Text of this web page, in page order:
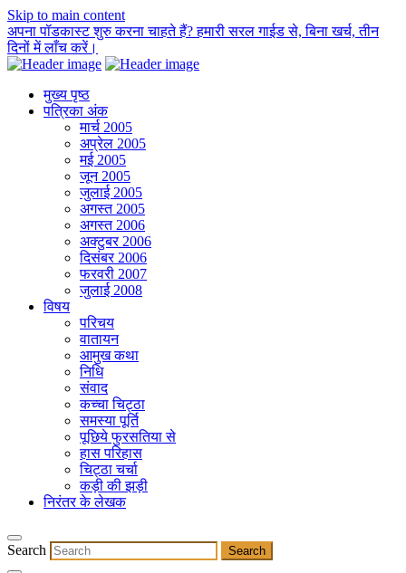
Skip to main content
अपना पॉडकास्ट शुरु करना चाहते हैं? हमारी सरल गाईड से, बिना खर्च, तीन
दिनों में लाँच करें।
मुख्य पृष्ठ
पत्रिका अंक
मार्च 2005
अप्रेल 2005
मई 2005
जून 2005
जुलाई 2005
अगस्त 2005
अगस्त 2006
अक्टुबर 2006
दिसंबर 2006
फरवरी 2007
जुलाई 2008
विषय
परिचय
वातायन
आमुख कथा
निधि
संवाद
कच्चा चिट्ठा
समस्या पूर्ति
पूछिये फुरसतिया से
हास परिहास
चिट्ठा चर्चा
कड़ी की झड़ी
निरंतर के लेखक
Search